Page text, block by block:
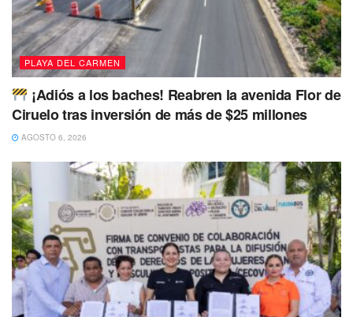
Finalmente, el regidor aseguró que el borrador del
para evitar ambigüedades. Una vez finalizado, se
presentará al pleno para su aprobación, tras un proceso de
socialización con los sectores involucrados.Muñozreiteró
la importancia de hacer las cosas bien, pensando en el
bien común y en la trascendencia de las normativas más
allá de los periodos de gobierno.
PLAYA DEL CARMEN
¡Adiós a los baches! Reabren la avenida Flor de
Ciruelo tras inversión de más de $25 millones
AGOSTO 6, 2026